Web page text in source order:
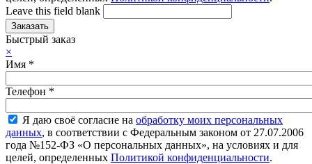
Leave this field blank
Быстрый заказ
×
Имя *
Телефон *
Я даю своё согласие на обработку моих персональных
данных, в соответствии с Федеральным законом от 27.07.2006
года №152-ФЗ «О персональных данных», на условиях и для
целей, определенных Политикой конфиденциальности.